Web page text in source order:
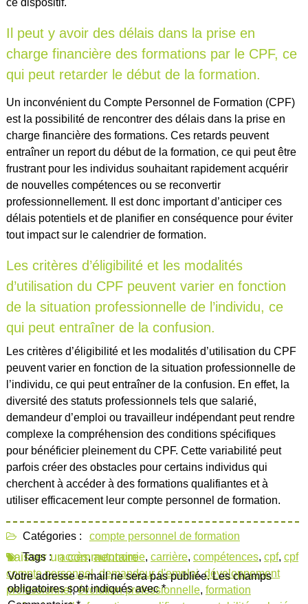
ce dispositif.
Il peut y avoir des délais dans la prise en
charge financière des formations par le CPF, ce
qui peut retarder le début de la formation.
Un inconvénient du Compte Personnel de Formation (CPF)
est la possibilité de rencontrer des délais dans la prise en
charge financière des formations. Ces retards peuvent
entraîner un report du début de la formation, ce qui peut être
frustrant pour les individus souhaitant rapidement acquérir
de nouvelles compétences ou se reconvertir
professionnellement. Il est donc important d’anticiper ces
délais potentiels et de planifier en conséquence pour éviter
tout impact sur le calendrier de formation.
Les critères d’éligibilité et les modalités
d’utilisation du CPF peuvent varier en fonction
de la situation professionnelle de l’individu, ce
qui peut entraîner de la confusion.
Les critères d’éligibilité et les modalités d’utilisation du CPF
peuvent varier en fonction de la situation professionnelle de
l’individu, ce qui peut entraîner de la confusion. En effet, la
diversité des statuts professionnels tels que salarié,
demandeur d’emploi ou travailleur indépendant peut rendre
complexe la compréhension des conditions spécifiques
pour bénéficier pleinement du CPF. Cette variabilité peut
parfois créer des obstacles pour certains individus qui
cherchent à accéder à des formations qualifiantes et à
utiliser efficacement leur compte personnel de formation.
Catégories :
compte personnel de formation
Tags : accès,autonomie, carrière, compétences, cpf, cpf
compte personnel,demandeur d'emploi,développement
professionnel,évolution professionnelle, formation
Laisser un commentaire
Votre adresse e-mail ne sera pas publiée. Les champs
obligatoires sont indiqués avec*